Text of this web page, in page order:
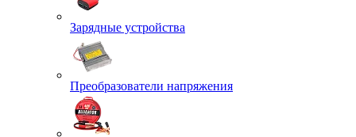
Зарядные устройства
Преобразователи напряжения